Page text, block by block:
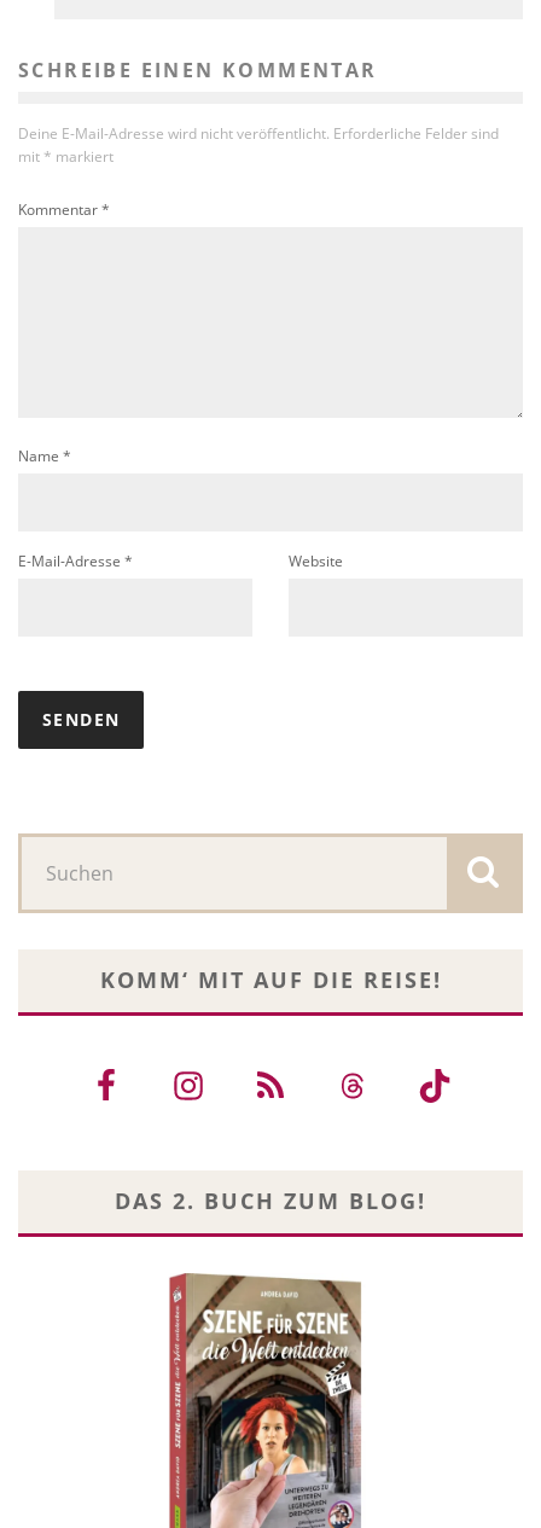
SCHREIBE EINEN KOMMENTAR
Deine E-Mail-Adresse wird nicht veröffentlicht. Erforderliche Felder sind
mit * markiert
Kommentar*
Name *
E-Mail-Adresse * Website
KOMM‘ MIT AUF DIE REISE!
DAS 2. BUCH ZUM BLOG!